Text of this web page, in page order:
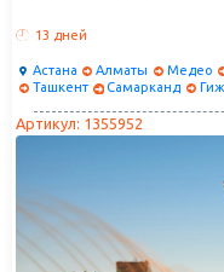
13 дней
Астана Алматы Медео
Ташкент
Самарканд
Артикул: 1355952